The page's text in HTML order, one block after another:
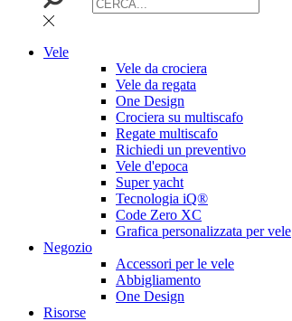
Vele
Vele da crociera
Vele da regata
One Design
Crociera su multiscafo
Regate multiscafo
Richiedi un preventivo
Vele d'epoca
Super yacht
Tecnologia iQ®
Code Zero XC
Grafica personalizzata per vele
Negozio
Accessori per le vele
Abbigliamento
One Design
Risorse